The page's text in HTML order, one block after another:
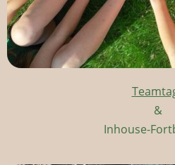
&
Inhouse-